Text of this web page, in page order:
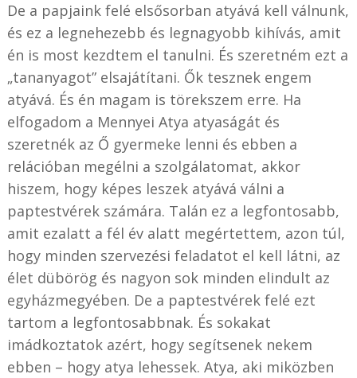
De a papjaink felé elsősorban atyává kell válnunk,
és ez a legnehezebb és legnagyobb kihívás, amit
én is most kezdtem el tanulni. És szeretném ezt a
„tananyagot” elsajátítani. Ők tesznek engem
atyává. És én magam is törekszem erre. Ha
elfogadom a Mennyei Atya atyaságát és
szeretnék az Ő gyermeke lenni és ebben a
relációban megélni a szolgálatomat, akkor
hiszem, hogy képes leszek atyává válni a
paptestvérek számára. Talán ez a legfontosabb,
amit ezalatt a fél év alatt megértettem, azon túl,
hogy minden szervezési feladatot el kell látni, az
élet dübörög és nagyon sok minden elindult az
egyházmegyében. De a paptestvérek felé ezt
tartom a legfontosabbnak. És sokakat
imádkoztatok azért, hogy segítsenek nekem
ebben – hogy atya lehessek. Atya, aki miközben